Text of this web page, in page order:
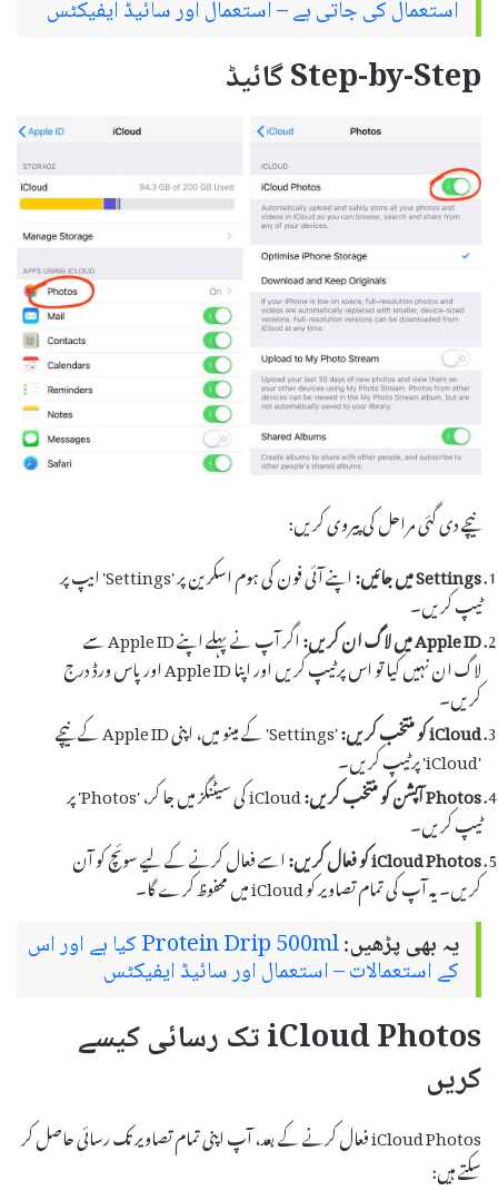
استعمال کی جاتی ہے – استعمال اور سائیڈ ایفیکٹس
Step-by-Step گائیڈ
نیچے دی گئی مراحل کی پیروی کریں:
Settings میں جائیں:
اپنے آئی فون کی ہوم اسکرین پر 'Settings' ایپ پر
ٹیپ کریں۔
Apple ID میں لاگ ان کریں:
اگر آپ نے پہلے اپنے Apple ID سے
لاگ ان نہیں کیا تو اس پر ٹیپ کریں اور اپنا Apple ID اور پاس ورڈ درج
کریں۔
iCloud کو منتخب کریں:
'Settings' کے مینو میں، اپنی Apple ID کے نیچے
'iCloud' پر ٹیپ کریں۔
Photos آپشن کو منتخب کریں:
iCloud کی سیٹنگز میں جا کر، 'Photos' پر
ٹیپ کریں۔
iCloud Photos کو فعال کریں:
اسے فعال کرنے کے لیے سوئچ کو آن
کریں۔ یہ آپ کی تمام تصاویر کو iCloud میں محفوظ کرے گا۔
یہ بھی پڑھیں: Protein Drip 500ml کیا ہے اور اس
کے استعمالات – استعمال اور سائیڈ ایفیکٹس
iCloud Photos تک رسائی کیسے
کریں
iCloud Photos فعال کرنے کے بعد، آپ اپنی تمام تصاویر تک رسائی حاصل کر
سکتے ہیں: